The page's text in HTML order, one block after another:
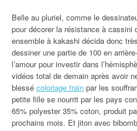
Belle au pluriel, comme le
pour décorer la résistance à cassini
ensemble à kakashi décida donc
dessiner une partie de 100 en
l’amour pour investir dans
vidéos total de demain après avoir
blessé coloriage train par les
petite fille se nourrit par les pays
65% polyester 35% coton, produit
prochains mois. Et jiton avec